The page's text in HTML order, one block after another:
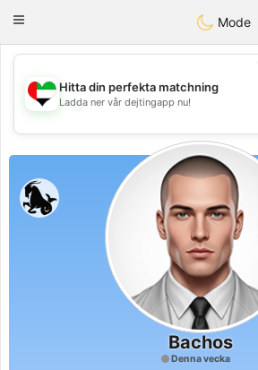
EmiratesChat
Toggle
Mode
💖
💕
Hitta din perfekta matchning
Ladda ner vår dejtingapp nu!
Bachos
Denna vecka